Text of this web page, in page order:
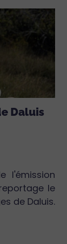
Daluis
l'émission
le
de Daluis.